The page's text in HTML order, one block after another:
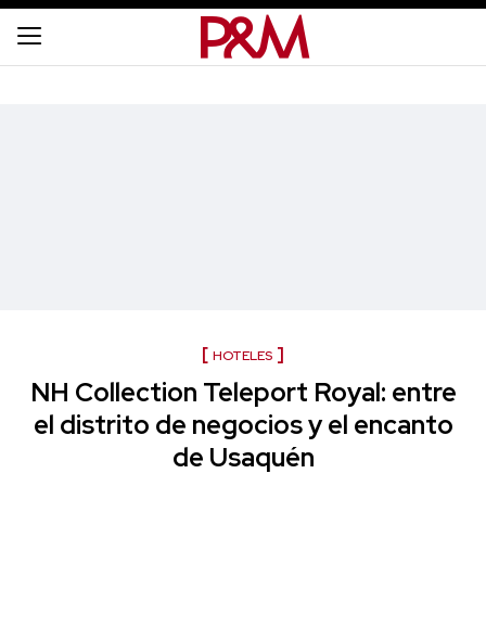
HOTELES
NH Collection Teleport Royal: entre
el distrito de negocios y el encanto
de Usaquén